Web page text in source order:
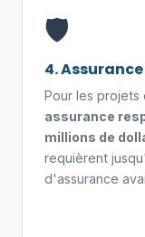
🛡️
4.
Pour les projets
assurance
millions de
requièrent
d'assurance